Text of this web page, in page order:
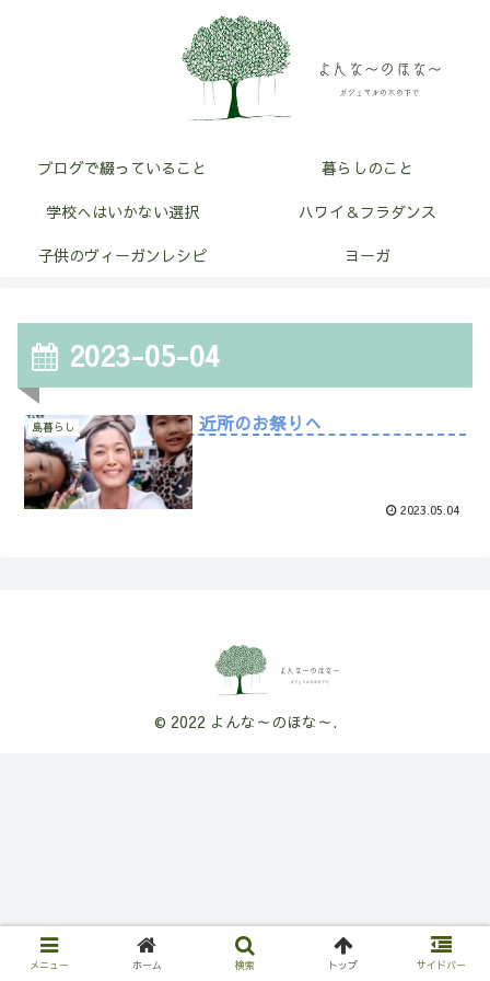
ブログで綴っていること
暮らしのこと
学校へはいかない選択
ハワイ＆フラダンス
子供のヴィーガンレシピ
ヨーガ
2023-05-04
島暮らし 近所のお祭りへ
2023.05.04
© 2022 よんな～のほな～.
メニュー ホーム 検索 トップ サイドバー